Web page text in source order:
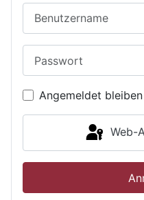
Angemeldet bleiben
Web-